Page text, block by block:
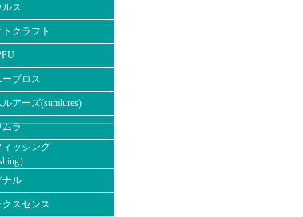
ルス
トクラフト
ーブロス
ルアーズ(sumlures)
ムラ
ィッシング
）
ナル
クスセンス